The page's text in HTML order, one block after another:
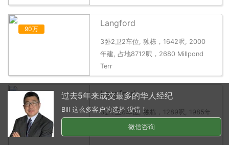
90万
Langford
3卧2卫2车位, 独栋，1642呎, 2000
年建, 占地8712呎，2680 Millpond
Terr
90万
Langford
3卧2卫6车位, 独栋，1289呎, 1985年
建, 占地9583呎，2638 Ernhill Dr
过去5年来成交最多的华人经纪
Bill 这么多客户的选择 没错！
微信咨询